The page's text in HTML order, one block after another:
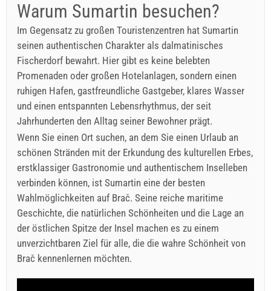
Warum Sumartin besuchen?
Im Gegensatz zu großen Touristenzentren hat Sumartin
seinen authentischen Charakter als dalmatinisches
Fischerdorf bewahrt. Hier gibt es keine belebten
Promenaden oder großen Hotelanlagen, sondern einen
ruhigen Hafen, gastfreundliche Gastgeber, klares Wasser
und einen entspannten Lebensrhythmus, der seit
Jahrhunderten den Alltag seiner Bewohner prägt.
Wenn Sie einen Ort suchen, an dem Sie einen Urlaub an
schönen Stränden mit der Erkundung des kulturellen Erbes,
erstklassiger Gastronomie und authentischem Inselleben
verbinden können, ist Sumartin eine der besten
Wahlmöglichkeiten auf Brač. Seine reiche maritime
Geschichte, die natürlichen Schönheiten und die Lage an
der östlichen Spitze der Insel machen es zu einem
unverzichtbaren Ziel für alle, die die wahre Schönheit von
Brač kennenlernen möchten.